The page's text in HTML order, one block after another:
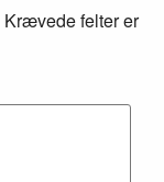
Krævede felter er